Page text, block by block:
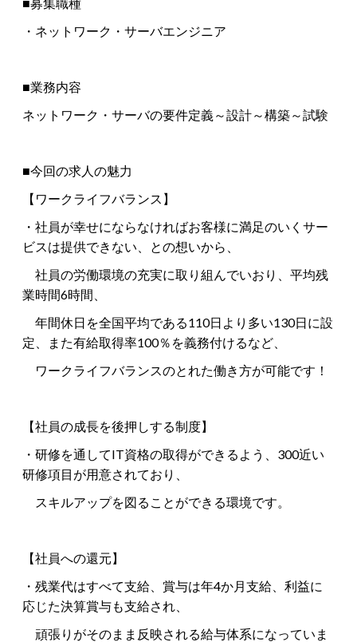
・ネットワーク・サーバエンジニア
■業務内容
ネットワーク・サーバの要件定義～設計～構築～試験
■今回の求人の魅力
【ワークライフバランス】
・社員が幸せにならなければお客様に満足のいくサー
ビスは提供できない、との想いから、
社員の労働環境の充実に取り組んでいおり、平均残
業時間6時間、
年間休日を全国平均である110日より多い130日に設
定、また有給取得率100％を義務付けるなど、
ワークライフバランスのとれた働き方が可能です！
【社員の成長を後押しする制度】
・研修を通してIT資格の取得ができるよう、300近い
研修項目が用意されており、
スキルアップを図ることができる環境です。
【社員への還元】
・残業代はすべて支給、賞与は年4か月支給、利益に
応じた決算賞与も支給され、
頑張りがそのまま反映される給与体系になっていま